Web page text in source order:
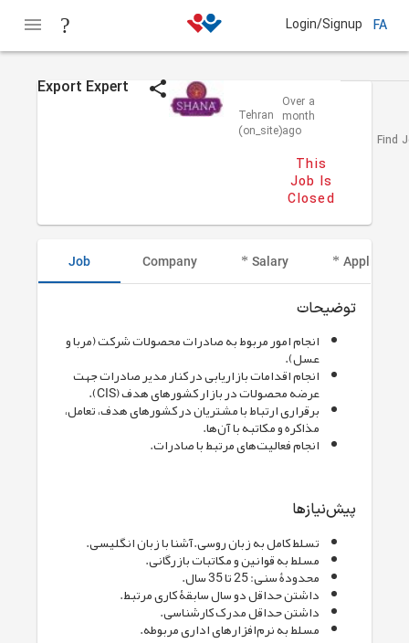
Login/Signup FA
Export Expert
Tehran
(on_site)
Over a
month
ago
This
Job Is
Closed
Find
Job Company Salary Applicant
توضیحات
انجام امور مربوط به صادرات محصولات شرکت (مربا و
عسل).
انجام اقدامات بازاریابی در کنار مدیر صادرات جهت
عرضه محصولات در بازار کشورهای هدف (CIS).
برقراری ارتباط با مشتریان در کشورهای هدف، تعامل،
مذاکره و مکاتبه با آن‌ها.
انجام فعالیت‌های مرتبط با صادرات.
پیش‌نیازها
تسلط کامل به زبان روسی.آشنا با زبان انگلیسی.
مسلط به قوانین و مکاتبات بازرگانی.
محدودۀ سنی: 25 تا 35 سال.
داشتن حداقل دو سال سابقۀ کاری مرتبط.
داشتن حداقل مدرک کارشناسی.
مسلط به نرم‌افزارهای اداری مربوطه.